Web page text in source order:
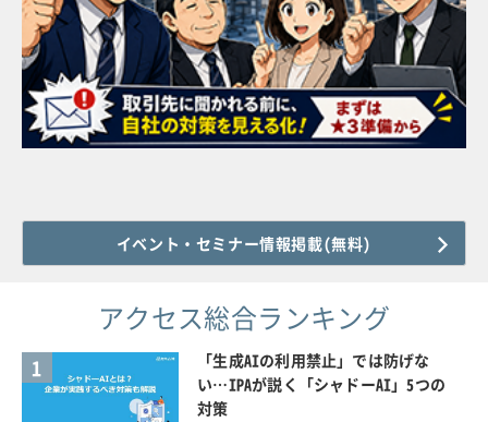
イベント・セミナー情報掲載(無料)
アクセス総合ランキング
1
「生成AIの利用禁止」では防げな
い…IPAが説く「シャドーAI」5つの
対策